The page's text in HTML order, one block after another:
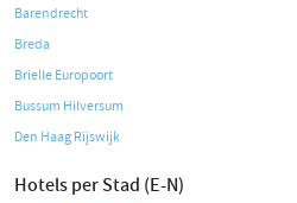
Barendrecht
Breda
Brielle Europoort
Bussum Hilversum
Den Haag Rijswijk
Hotels per Stad (E-N)